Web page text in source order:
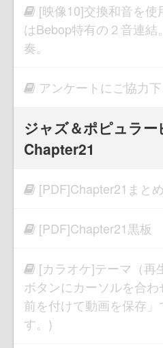
[映像10]交換和音を
はBebop特有の２音連結
奏。
アンケートにご協力下
ジャズ＆ポピュラー
Chapter21
[PDF]Chapter21まとめ
[PDF]Chapter21黒板
[カラオケ]テーマ（再
ボタンにカーソルを合
前を付けて動画を保存」
す。)